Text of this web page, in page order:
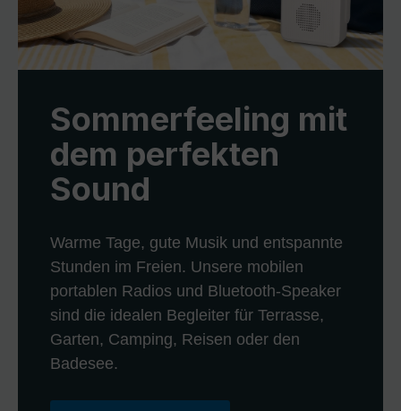
Sommerfeeling mit
dem perfekten
Sound
Warme Tage, gute Musik und entspannte
Stunden im Freien. Unsere mobilen
portablen Radios und Bluetooth-Speaker
sind die idealen Begleiter für Terrasse,
Garten, Camping, Reisen oder den
Badesee.